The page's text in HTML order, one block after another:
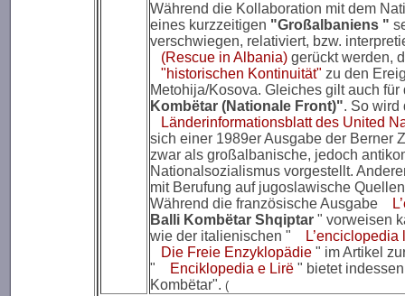
Während die Kollaboration mit dem
eines kurzzeitigen "Großalbaniens "
verschwiegen, relativiert, bzw.
(Rescue in Albania) gerückt werden,
"historischen Kontinuität" zu den
Metohija/Kosova. Gleiches gilt auch
Kombëtar (Nationale Front)". So wird
Länderinformationsblatt des United
sich einer 1989er Ausgabe der Berner
zwar als großalbanische, jedoch
Nationalsozialismus vorgestellt.
mit Berufung auf jugoslawische
Während die französische Ausgabe
Balli Kombëtar Shqiptar " vorweisen
wie der italienischen "
L’enciclopedia
Die Freie Enzyklopädie " im Artikel
"
Enciklopedia e Lirë " bietet
Kombëtar". (